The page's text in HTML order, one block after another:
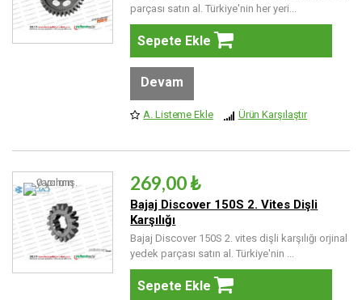
parçası satın al. Türkiye'nin her yeri...
Sepete Ekle
Devam
A. Listeme Ekle Ürün Karşılaştır
269,00 ₺
Bajaj Discover 150S 2. Vites Dişli
Karşılığı
Bajaj Discover 150S 2. vites dişli karşılığı orjinal
yedek parçası satın al. Türkiye'nin ...
Sepete Ekle